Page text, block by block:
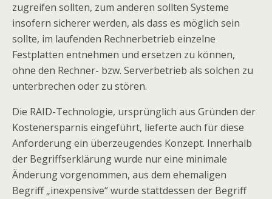
zugreifen sollten, zum anderen sollten Systeme
insofern sicherer werden, als dass es möglich sein
sollte, im laufenden Rechnerbetrieb einzelne
Festplatten entnehmen und ersetzen zu können,
ohne den Rechner- bzw. Serverbetrieb als solchen zu
unterbrechen oder zu stören.
Die RAID-Technologie, ursprünglich aus Gründen der
Kostenersparnis eingeführt, lieferte auch für diese
Anforderung ein überzeugendes Konzept. Innerhalb
der Begriffserklärung wurde nur eine minimale
Änderung vorgenommen, aus dem ehemaligen
Begriff „inexpensive“ wurde stattdessen der Begriff